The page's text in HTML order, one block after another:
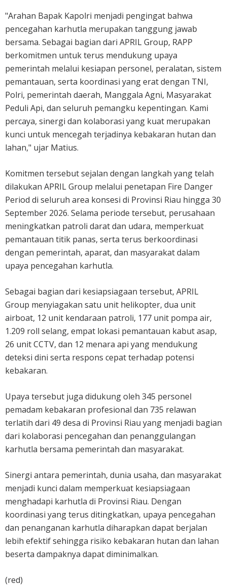
"Arahan Bapak Kapolri menjadi pengingat bahwa
pencegahan karhutla merupakan tanggung jawab
bersama. Sebagai bagian dari APRIL Group, RAPP
berkomitmen untuk terus mendukung upaya
pemerintah melalui kesiapan personel, peralatan, sistem
pemantauan, serta koordinasi yang erat dengan TNI,
Polri, pemerintah daerah, Manggala Agni, Masyarakat
Peduli Api, dan seluruh pemangku kepentingan. Kami
percaya, sinergi dan kolaborasi yang kuat merupakan
kunci untuk mencegah terjadinya kebakaran hutan dan
lahan," ujar Matius.
Komitmen tersebut sejalan dengan langkah yang telah
dilakukan APRIL Group melalui penetapan Fire Danger
Period di seluruh area konsesi di Provinsi Riau hingga 30
September 2026. Selama periode tersebut, perusahaan
meningkatkan patroli darat dan udara, memperkuat
pemantauan titik panas, serta terus berkoordinasi
dengan pemerintah, aparat, dan masyarakat dalam
upaya pencegahan karhutla.
Sebagai bagian dari kesiapsiagaan tersebut, APRIL
Group menyiagakan satu unit helikopter, dua unit
airboat, 12 unit kendaraan patroli, 177 unit pompa air,
1.209 roll selang, empat lokasi pemantauan kabut asap,
26 unit CCTV, dan 12 menara api yang mendukung
deteksi dini serta respons cepat terhadap potensi
kebakaran.
Upaya tersebut juga didukung oleh 345 personel
pemadam kebakaran profesional dan 735 relawan
terlatih dari 49 desa di Provinsi Riau yang menjadi bagian
dari kolaborasi pencegahan dan penanggulangan
karhutla bersama pemerintah dan masyarakat.
Sinergi antara pemerintah, dunia usaha, dan masyarakat
menjadi kunci dalam memperkuat kesiapsiagaan
menghadapi karhutla di Provinsi Riau. Dengan
koordinasi yang terus ditingkatkan, upaya pencegahan
dan penanganan karhutla diharapkan dapat berjalan
lebih efektif sehingga risiko kebakaran hutan dan lahan
beserta dampaknya dapat diminimalkan.
(red)